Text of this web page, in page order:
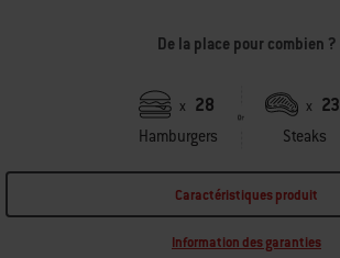
De la place pour combien ?
x 28
Hamburgers
x 23
Steaks
Caractéristiques produit
Information des garanties